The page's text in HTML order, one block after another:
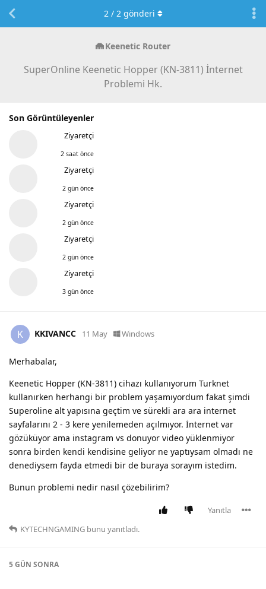
Keenetic Router
SuperOnline Keenetic Hopper (KN-3811) İnternet
Problemi Hk.
Son Görüntüleyenler
Ziyaretçi
2 saat önce
Ziyaretçi
2 gün önce
Ziyaretçi
2 gün önce
Ziyaretçi
2 gün önce
Ziyaretçi
3 gün önce
2/ 2gönderi
K KKIVANCC 11 May Windows
Merhabalar,
Keenetic Hopper (KN-3811) cihazı kullanıyorum Turknet
kullanırken herhangi bir problem yaşamıyordum fakat şimdi
Superoline alt yapısına geçtim ve sürekli ara ara internet
sayfalarını 2 - 3 kere yenilemeden açılmıyor. İnternet var
gözüküyor ama instagram vs donuyor video yüklenmiyor
sonra birden kendi kendisine geliyor ne yaptıysam olmadı ne
denediysem fayda etmedi bir de buraya sorayım istedim.
Bunun problemi nedir nasıl çözebilirim?
Yanıtla
KYTECHNGAMING bunu yanıtladı.
5 GÜN SONRA